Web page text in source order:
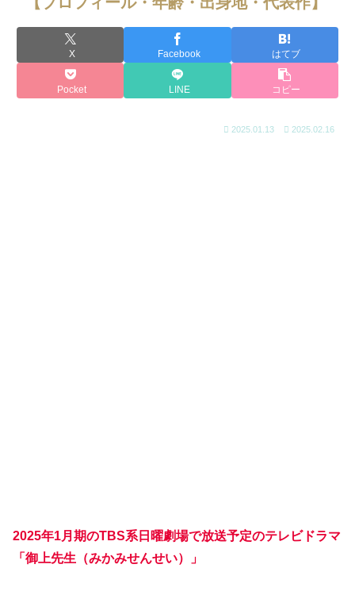
X Facebook はてブ
Pocket LINE コピー
2025.01.13 2025.02.16
2025年1月期のTBS系日曜劇場で放送予定のテレビドラマ
「御上先生（みかみせんせい）」